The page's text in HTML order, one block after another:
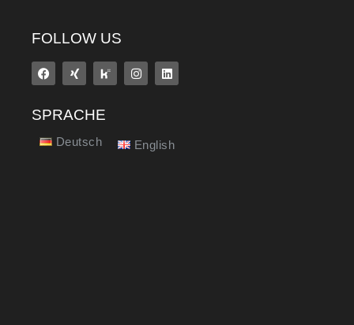
FOLLOW US
SPRACHE
Deutsch English